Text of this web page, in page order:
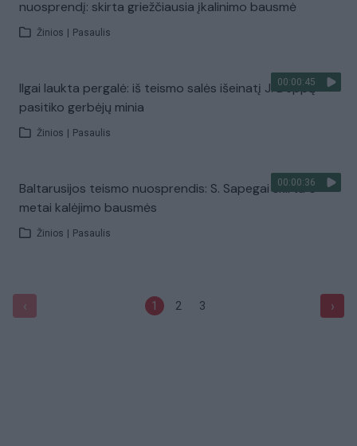
nuosprendį: skirta griežčiausia įkalinimo bausmė
Žinios Pasaulis
00:00:45
Ilgai laukta pergalė: iš teismo salės išeinatį J. Deppą
pasitiko gerbėjų minia
Žinios Pasaulis
00:00:36
Baltarusijos teismo nuosprendis: S. Sapegai skirta 6
metai kalėjimo bausmės
Žinios Pasaulis
‹ 1 2 3 ›